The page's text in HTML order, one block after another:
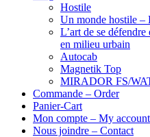
Hostile
Un monde hostile –
L’art de se
en milieu urbain
Autocab
Magnetik Top
MIRADOR FS/
Commande – Order
Panier-Cart
Mon compte – My account
Nous joindre – Contact